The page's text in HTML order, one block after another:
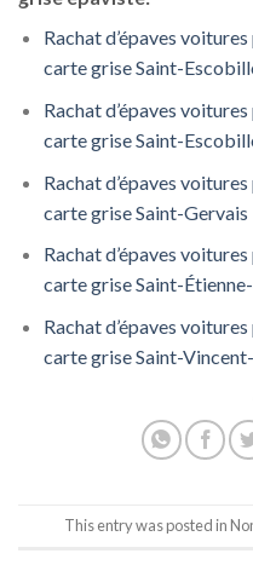
Rachat d’épaves
carte grise Saint-
Rachat d’épaves
carte grise Saint-
Rachat d’épaves
carte grise Saint-Gervais
Rachat d’épaves
carte grise Saint-
Rachat d’épaves
carte grise Saint-
This entry was posted in